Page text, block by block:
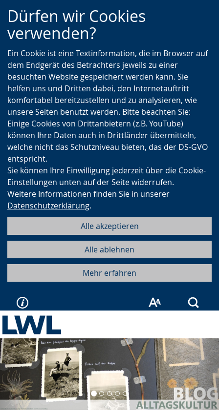
Zur
Hauptnavigation
Zur
Seitennavigation
Zum
Inhalt
Dürfen wir Cookies
verwenden?
Ein Cookie ist eine Textinformation, die im Browser auf
dem Endgerät des Betrachters jeweils zu einer
besuchten Website gespeichert werden kann. Sie
helfen uns und Dritten dabei, den Internetauftritt
komfortabel bereitzustellen und zu analysieren, wie
unsere Seiten benutzt werden. Bitte beachten Sie:
Einige Cookies von Drittanbietern (z.B. YouTube)
können Ihre Daten auch in Drittländer übermitteln,
welche nicht das Schutzniveau bieten, das der DS-GVO
entspricht.
Sie können Ihre Einwilligung jederzeit über die Cookie-
Einstellungen unten auf der Seite widerrufen.
Weitere Informationen finden Sie in unserer
Datenschutzerklärung.
Alle akzeptieren
Alle ablehnen
Mehr erfahren
Vorherige